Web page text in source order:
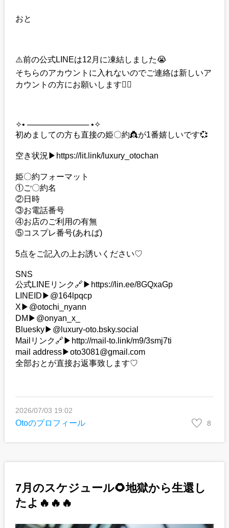
おと
⚠️前の公式LINEは12月に凍結しました😭
そちらのアカウントに入れないのでご連絡は新しいア
カウントの方にお願いします🙇‍♀️
✧• ─────────── •✧
初めましての方も直接の姫〇約👸が1番嬉しいです💞
空き状況▶︎https://lit.link/luxury_otochan
姫〇約フォーマット
①ご〇約名
②日時
③お電話番号
④お店のご利用の有無
⑤コスプレ番号(あれば)
5点をご記入の上お誘いください♡
SNS
公式LINEリンク🔗▶︎https://lin.ee/8GQxaGp
LINEID▶︎@164lpqcp
X▶︎@otochi_nyann
DM▶︎@onyan_x_
Bluesky▶︎@luxury-oto.bsky.social
Mailリンク🔗▶︎http://mail-to.link/m9/3smj7ti
mail address▶︎oto3081@gmail.com
全部おとが直接お返事致します♡
8
2026/07/03 19:02
Otoのプロフィール
7月のスケジュール🌻地獄から生還し
たよ🔥🔥🔥